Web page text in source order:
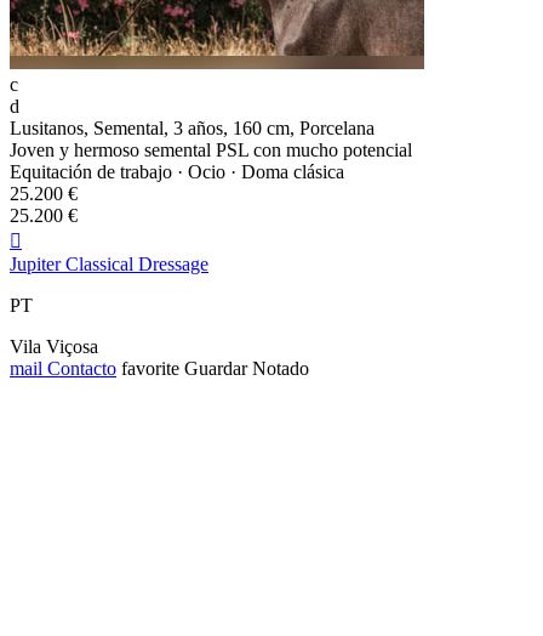
c
d
Lusitanos, Semental, 3 años, 160 cm, Porcelana
Joven y hermoso semental PSL con mucho potencial
Equitación de trabajo · Ocio · Doma clásica
25.200 €
25.200 €

Jupiter Classical Dressage
PT
Vila Viçosa
mail Contacto favorite Guardar Notado